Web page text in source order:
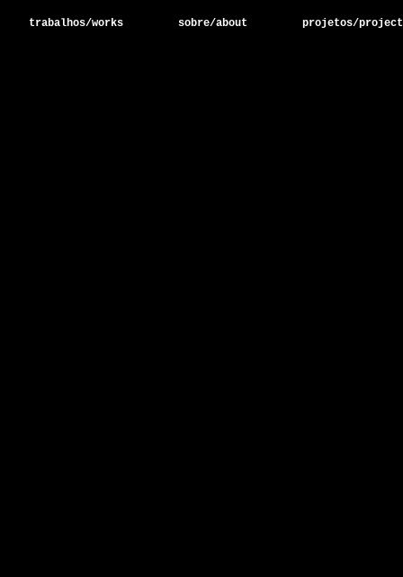
trabalhos/works sobre/about projetos/